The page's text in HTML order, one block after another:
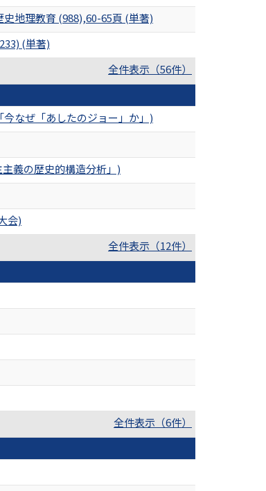
地理教育 (988),60-65頁 (単著)
(単著)
全件表示（56件）
なぜ「あしたのジョー」か」)
義の歴史的構造分析」)
会)
全件表示（12件）
全件表示（6件）